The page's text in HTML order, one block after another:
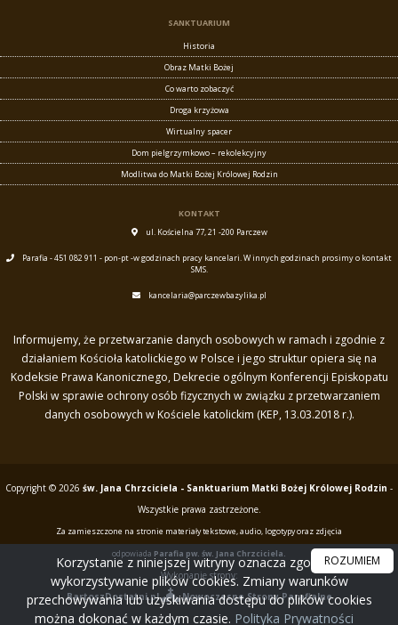
SANKTUARIUM
Historia
Obraz Matki Bożej
Co warto zobaczyć
Droga krzyżowa
Wirtualny spacer
Dom pielgrzymkowo – rekolekcyjny
Modlitwa do Matki Bożej Królowej Rodzin
KONTAKT
ul. Kościelna 77, 21 -200 Parczew
Parafia - 451 082 911 - pon-pt -w godzinach pracy kancelari. W innych godzinach prosimy o kontakt
SMS.
kancelaria@parczewbazylika.pl
Informujemy, że przetwarzanie danych osobowych w ramach i zgodnie z
działaniem Kościoła katolickiego w Polsce i jego struktur opiera się na
Kodeksie Prawa Kanonicznego, Dekrecie ogólnym Konferencji Episkopatu
Polski w sprawie ochrony osób fizycznych w związku z przetwarzaniem
danych osobowych w Kościele katolickim (KEP, 13.03.2018 r.).
Copyright © 2026 św. Jana Chrzciciela - Sanktuarium Matki Bożej Królowej Rodzin -
Wszystkie prawa zastrzeżone.
Za zamieszczone na stronie materiały tekstowe, audio, logotypy oraz zdjęcia
odpowiada Parafia pw. św. Jana Chrzciciela.
Wykonanie strony:
BartoszDostatni.pl
Nowoczesne Strony Parafialne
Korzystanie z niniejszej witryny oznacza zgodę na
wykorzystywanie plików cookies. Zmiany warunków
przechowywania lub uzyskiwania dostępu do plików cookies
można dokonać w każdym czasie. Polityka Prywatności
ROZUMIEM